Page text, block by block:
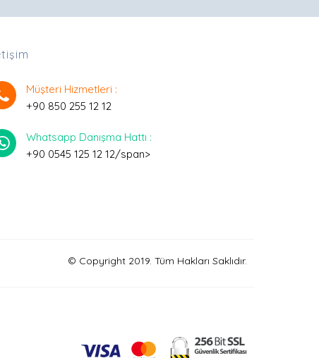
Müşteri Hizmetleri :
+90 850 255 12 12
Whatsapp Danışma Hattı :
+90 0545 125 12 12/span>
© Copyright 2019. Tüm Hakları Saklıdır.